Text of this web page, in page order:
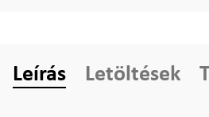
Leírás Letöltések